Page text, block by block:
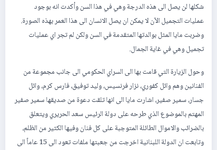
شكلها لن يصل الى هذه الدرجة وهي في هذا السن وأكدت انه بوجود
عمليات التجميل الآن لا يمكن ان يصل الانسان الى هذا العمر بهذه الصورة.
وضربت مايا المثل بوالدتها المتقدمة في السن ولكن لم تجر اي عمليات
تجميل وهي في غاية الجمال.
وحول الزيارة التي قامت بها الى السراي الحكومي الى جانب مجموعة من
الفنانين وهم وائل كفوري، نزار فرنسيس، وليد توفيق، فارس كرم، وائل
جسار، سمير صفير، اشارت مايا الى انها تلقت دعوة من صديقها سمير صفير
المهتم بالموضوع الذي طرحه على دولة الرئيس سعد الحريري ويتعلق
بالضرائب والاموال الطائلة المتوجبة على كل فنان وفيها الكثير من الظلم،
وتابعت ان الدولة اللبنانية اخرجت من جعبتها ملفات تعود الى 15 عاماً الى